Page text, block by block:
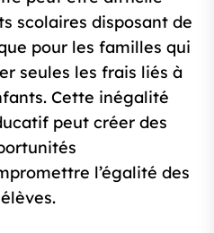
scolaires disposant de
pour les familles qui
seules les frais liés à
Cette inégalité
peut créer des
l’égalité des